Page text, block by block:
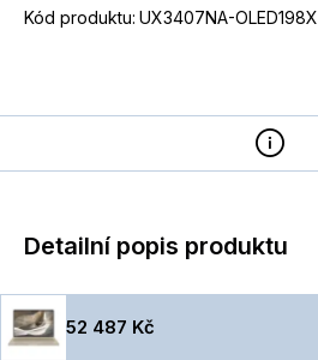
Kód produktu: UX3407NA-OLED198X
Detailní popis produktu
52 487 Kč